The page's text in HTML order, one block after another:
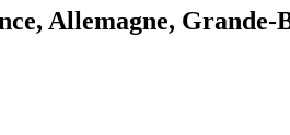
Allemagne,